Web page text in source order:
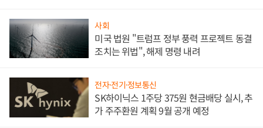
사회
미국 법원 "트럼프 정부 풍력 프로젝트 동결
조치는 위법", 해제 명령 내려
전자·전기·정보통신
SK하이닉스 1주당 375원 현금배당 실시, 추
가 주주환원 계획 9월 공개 예정